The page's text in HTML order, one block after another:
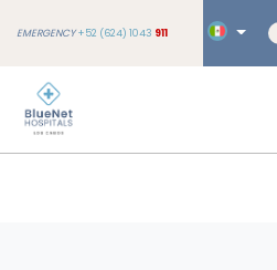
EMERGENCY+52 (624) 1043 911